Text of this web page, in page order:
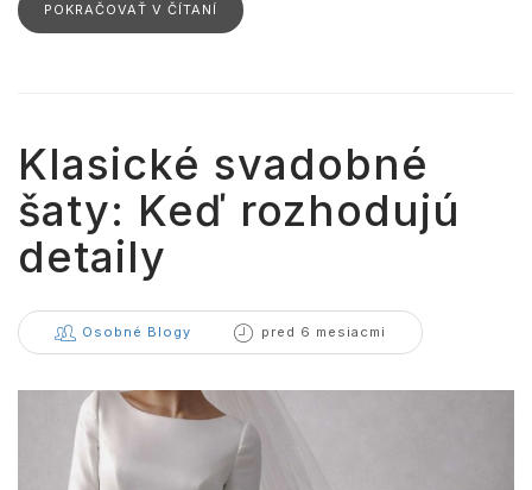
POKRAČOVAŤ V ČÍTANÍ
Klasické svadobné
šaty: Keď rozhodujú
detaily
Osobné Blogy pred 6 mesiacmi